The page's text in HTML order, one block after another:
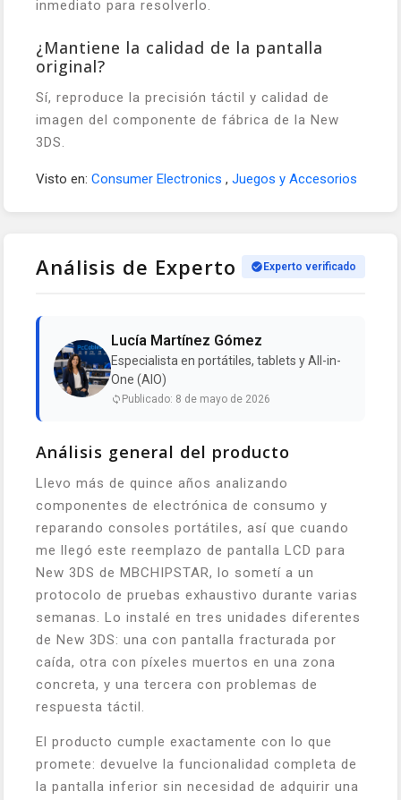
inmediato para resolverlo.
¿Mantiene la calidad de la pantalla
original?
Sí, reproduce la precisión táctil y calidad de
imagen del componente de fábrica de la New
3DS.
Visto en: Consumer Electronics , Juegos y Accesorios
Análisis de Experto Experto verificado
Lucía Martínez Gómez
Especialista en portátiles, tablets y All-in-
One (AIO)
Publicado: 8 de mayo de 2026
Análisis general del producto
Llevo más de quince años analizando
componentes de electrónica de consumo y
reparando consoles portátiles, así que cuando
me llegó este reemplazo de pantalla LCD para
New 3DS de MBCHIPSTAR, lo sometí a un
protocolo de pruebas exhaustivo durante varias
semanas. Lo instalé en tres unidades diferentes
de New 3DS: una con pantalla fracturada por
caída, otra con píxeles muertos en una zona
concreta, y una tercera con problemas de
respuesta táctil.
El producto cumple exactamente con lo que
promete: devuelve la funcionalidad completa de
la pantalla inferior sin necesidad de adquirir una